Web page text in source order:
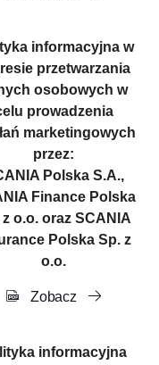
informacyjna w
przetwarzania
osobowych w
prowadzenia
marketingowych
przez:
Polska S.A.,
Finance Polska
z o.o. oraz SCANIA
Polska Sp. z
o.o.
Zobacz
informacyjna